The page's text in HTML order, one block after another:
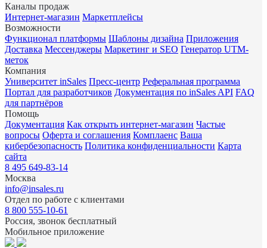
Каналы продаж
Интернет-магазин Маркетплейсы
Возможности
Функционал платформы Шаблоны дизайна Приложения
Доставка Мессенджеры Маркетинг и SEO Генератор UTM-
меток
Компания
Университет inSales Пресс-центр Реферальная программа
Портал для разработчиков Документация по inSales API FAQ
для партнёров
Помощь
Документация Как открыть интернет-магазин Частые
вопросы Оферта и соглашения Комплаенс Ваша
кибербезопасность Политика конфиденциальности Карта
сайта
8 495 649-83-14
Москва
info@insales.ru
Отдел по работе с клиентами
8 800 555-10-61
Россия, звонок бесплатный
Мобильное приложение